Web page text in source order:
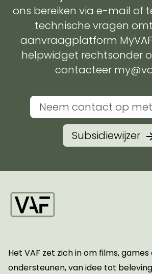
ons bereiken via e-mail of
technische vragen
aanvraagplatform
helpwidget rechtsonder
contacteer
Neem contact op
Subsidiewijzer
Het VAF zet zich in om films,
ondersteunen, van idee tot